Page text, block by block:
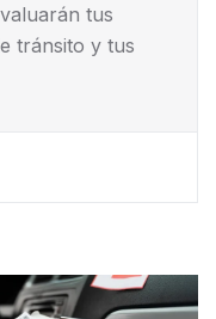
tus
tránsito y tus